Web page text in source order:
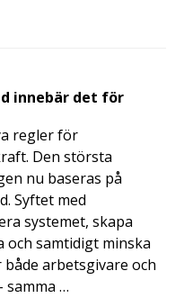
innebär det för
regler för
Den största
nu baseras på
Syftet med
systemet, skapa
samtidigt minska
arbetsgivare och
samma …